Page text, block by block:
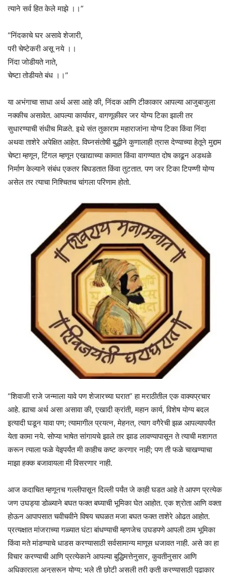
त्याने सर्व हित केले माझे ।।”
“निंदकाचे घर असावे शेजारी,
परी चेष्टेकरी असू नये ।।
निंदा जोडीयते नाते,
चेष्टा तोडीयते बंध ।।”
या अभंगाचा साधा अर्थ असा आहे की, निंदक आणि टीकाकार आपल्या आजुबाजुला
नक्कीच असावेत. आपल्या कार्यावर, वागणूकीवर जर योग्य टिका झाली तर
सुधारण्याची संधीच मिळते. इथे संत तुकाराम महाराजांना योग्य टिका किंवा निंदा
अथवा ताशेरे अपेक्षित आहेत. विघ्नसंतोषी बुद्धीने कुणालाही त्रास देण्याच्या हेतूने मुद्दाम
चेष्टा म्हणून, टिंगल म्हणून एखाद्याच्या कामात किंवा वागण्यात दोष काढून अडथळे
निर्माण केल्याने संबंध एकतर बिघडतात किंवा तुटतात. पण जर टिका टिपण्णी योग्य
असेल तर त्याचा निश्चितच चांगला परिणाम होतो.
“शिवाजी राजे जन्माला यावे पण शेजारच्या घरात” हा मराठीतील एक वाक्यप्रचार
आहे. ह्याचा अर्थ असा असावा की, एखादी क्रांती, महान कार्य, विशेष योग्य बदल
इत्यादी घडून यावा पण; त्यामागील प्रयत्न, मेहनत, त्याग वगैरेची झळ आपल्यापर्यंत
येता कामा नये. सोप्या भाषेत सांगायचे झाले तर झाड लावण्यापासून ते त्याची मशागत
करून त्याला फळे येइपर्यंत मी काहीच कष्ट करणार नाही; पण ती फळे चाखण्याचा
माझा हक्क बजावायला मी विसरणार नाही.
आज कदाचित म्हणूनच गल्लीपासून दिल्ली पर्यंत जे काही घडत आहे ते आपण प्रत्येक
जण उघड्या डोळ्याने बघत फक्त बघ्याची भूमिका घेत आहोत. एक श्रोता आणि वक्ता
होऊन आपापसात चवीचवीने विषय चघळत मजा बघत फक्त ताशेरे ओढत आहोत.
प्रत्यक्षात मांजराच्या गळ्यात घंटा बांधण्याची म्हणजेच उघडपणे आपली ठाम भूमिका
किंवा मते मांडण्याचे धाडस करण्यासाठी सर्वसामान्य माणूस धजावत नाही. असे का हा
विचार करण्याची आणि प्रत्येकाने आपल्या बुद्धिमत्तेनुसार, कुवतीनुसार आणि
अधिकाराला अनुसरून योग्य; भले ती छोटी असली तरी कृती करण्यासाठी पुढाकार